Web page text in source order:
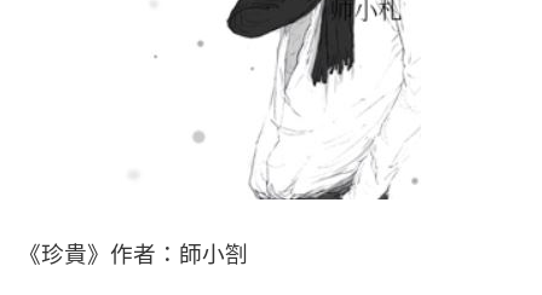
《珍貴》作者：師小劄